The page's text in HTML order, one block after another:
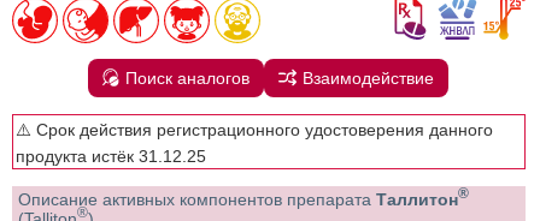
Поиск аналогов Взаимодействие
⚠️ Срок действия регистрационного удостоверения данного
продукта истёк 31.12.25
Описание активных компонентов препарата Таллитон®
®